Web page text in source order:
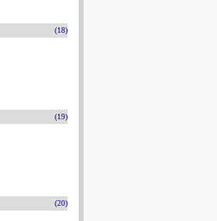
(18)
(19)
(20)